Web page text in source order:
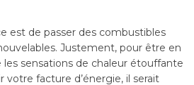
est de passer des combustibles
Justement, pour être en
sensations de chaleur étouffante
votre facture d’énergie, il serait